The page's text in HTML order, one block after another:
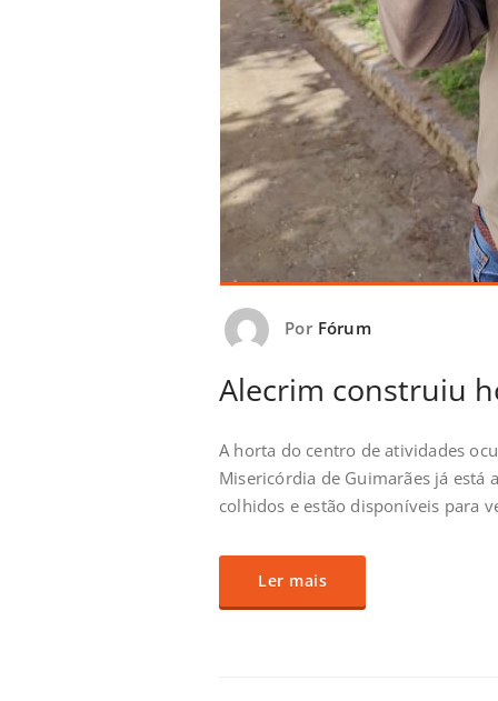
Por Fórum
Alecrim construiu
A horta do centro de atividades
Misericórdia de Guimarães já
colhidos e estão disponíveis para
Ler mais